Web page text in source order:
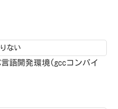
ない
言語開発環境(gccコンパイ